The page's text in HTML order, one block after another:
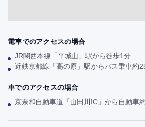
電車でのアクセスの場合
JR関西本線「平城山」駅から徒歩1分
近鉄京都線「高の原」駅からバス乗車約
車でのアクセスの場合
京奈和自動車道「山田川IC」から自動車